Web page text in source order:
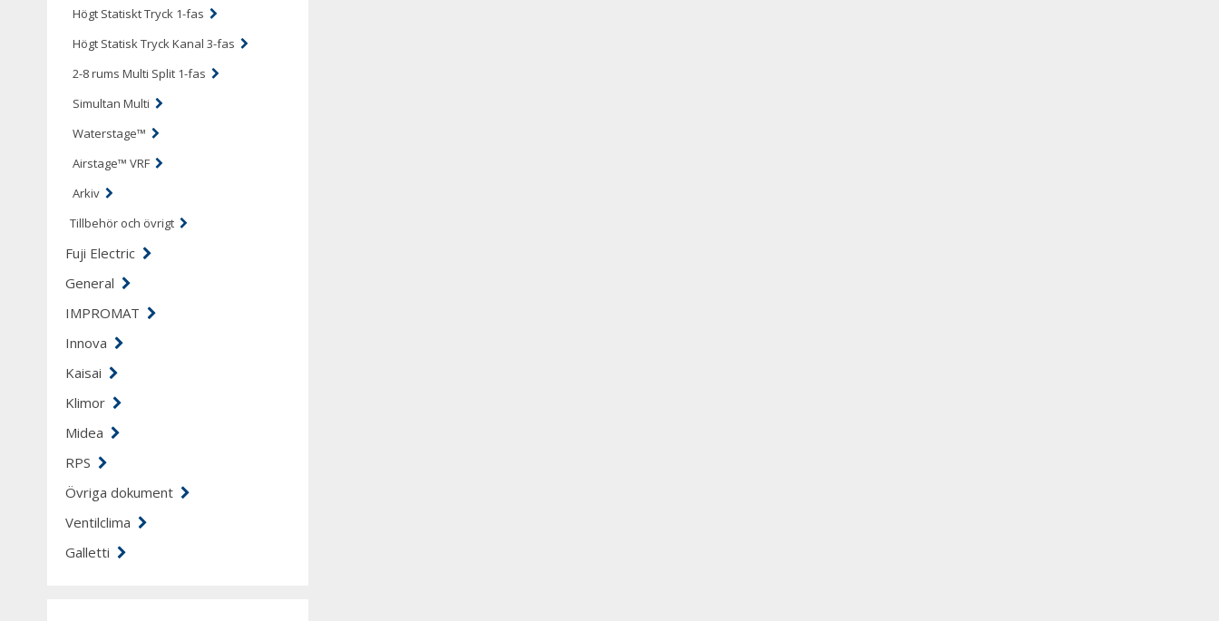
Högt Statiskt Tryck 1-fas
Högt Statisk Tryck Kanal 3-fas
2-8 rums Multi Split 1-fas
Simultan Multi
Waterstage™
Airstage™ VRF
Arkiv
Tillbehör och övrigt
Fuji Electric
General
IMPROMAT
Innova
Kaisai
Klimor
Midea
RPS
Övriga dokument
Ventilclima
Galletti